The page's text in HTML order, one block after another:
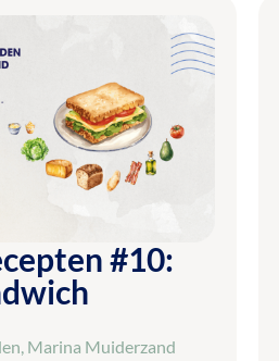
#10:
, Marina Muiderzand